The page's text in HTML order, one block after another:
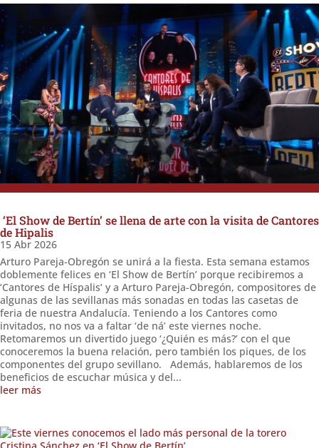
‘El Show de Bertín’ se llena de arte con la visita de Cantores
de Hipalis
15 Abr 2026
Arturo Pareja-Obregón se unirá a la fiesta. Esta semana estamos
doblemente felices en ‘El Show de Bertín’ porque recibiremos a
‘Cantores de Híspalis’ y a Arturo Pareja-Obregón, compositores de
algunas de las sevillanas más sonadas en todas las casetas de
feria de nuestra Andalucía. Teniendo a los Cantores como
invitados, no nos va a faltar ‘de ná’ este viernes noche.
Retomaremos un divertido juego ‘¿Quién es más?’ con el que
conoceremos la buena relación, pero también los piques, de los
componentes del grupo sevillano. Además, hablaremos de los
beneficios de escuchar música y del...
leer más